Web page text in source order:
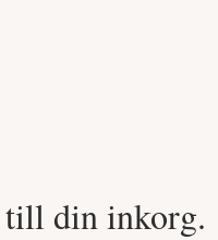
till din inkorg.